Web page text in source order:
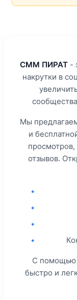
СММ ПИРАТ -
накрутки в
Мы
и
отзывов.
•
•
•
•
С помощью
быстро и